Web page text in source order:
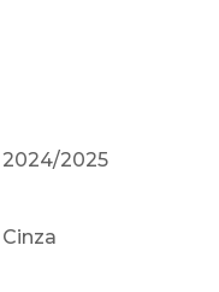
2024/2025
Cinza